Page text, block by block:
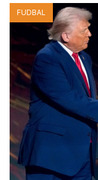
FUDBAL